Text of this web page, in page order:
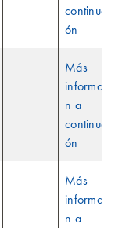
continuaci
ón
Más
n a
continuaci
ón
Más
n a